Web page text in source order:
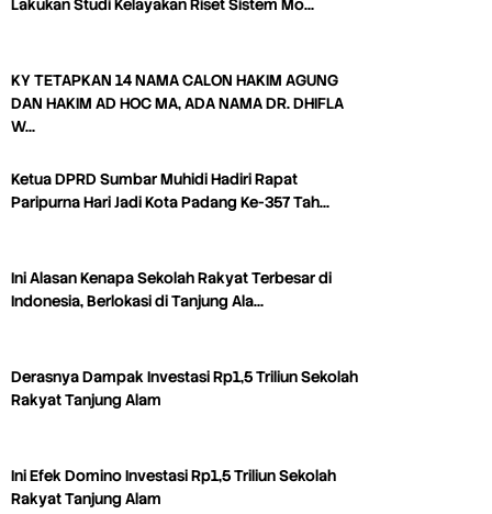
Lakukan Studi Kelayakan Riset Sistem Mo…
KY TETAPKAN 14 NAMA CALON HAKIM AGUNG
DAN HAKIM AD HOC MA, ADA NAMA DR. DHIFLA
W…
Ketua DPRD Sumbar Muhidi Hadiri Rapat
Paripurna Hari Jadi Kota Padang Ke-357 Tah…
Ini Alasan Kenapa Sekolah Rakyat Terbesar di
Indonesia, Berlokasi di Tanjung Ala…
Derasnya Dampak Investasi Rp1,5 Triliun Sekolah
Rakyat Tanjung Alam
Ini Efek Domino Investasi Rp1,5 Triliun Sekolah
Rakyat Tanjung Alam